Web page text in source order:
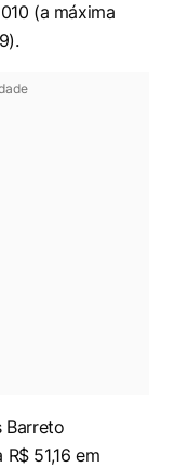
(a máxima
Barreto
51,16 em